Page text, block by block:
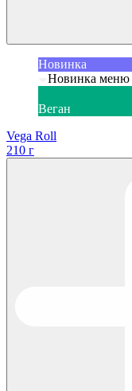
Новинка
Новинка меню
Веган
Vega Roll
210 г